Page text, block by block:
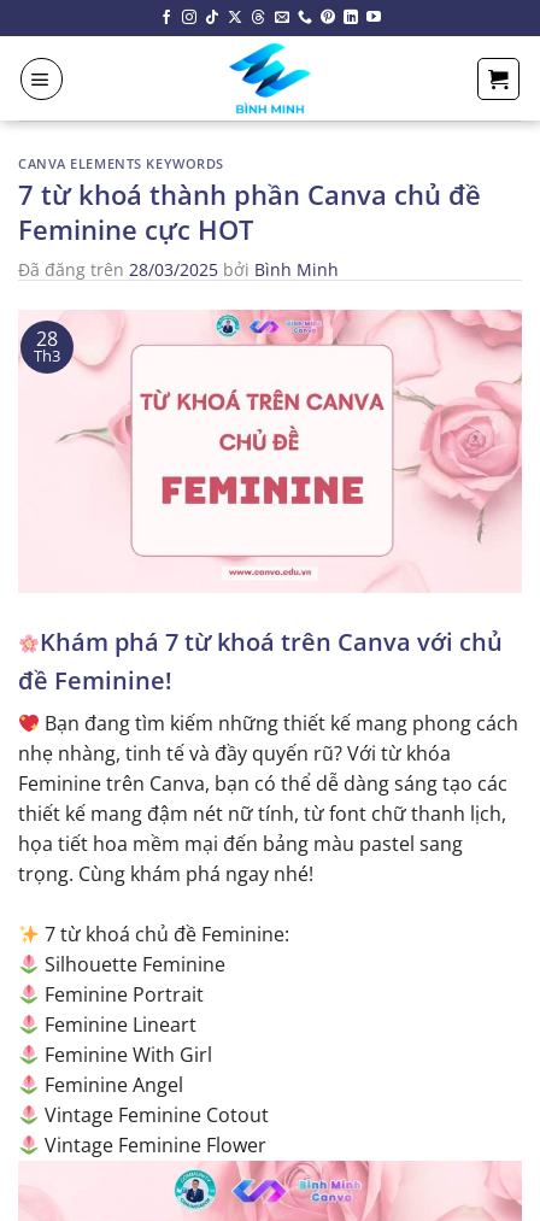
đến
nội
dung
CANVA ELEMENTS KEYWORDS
7 từ khoá thành phần Canva chủ đề
Feminine cực HOT
Đã đăng trên 28/03/2025 bởi Bình Minh
28
Th3
Khám phá 7 từ khoá trên Canva với chủ
đề Feminine!
Bạn đang tìm kiếm những thiết kế mang phong cách
nhẹ nhàng, tinh tế và đầy quyến rũ? Với từ khóa
Feminine trên Canva, bạn có thể dễ dàng sáng tạo các
thiết kế mang đậm nét nữ tính, từ font chữ thanh lịch,
họa tiết hoa mềm mại đến bảng màu pastel sang
trọng. Cùng khám phá ngay nhé!
7 từ khoá chủ đề Feminine:
Silhouette Feminine
Feminine Portrait
Feminine Lineart
Feminine With Girl
Feminine Angel
Vintage Feminine Cotout
Vintage Feminine Flower